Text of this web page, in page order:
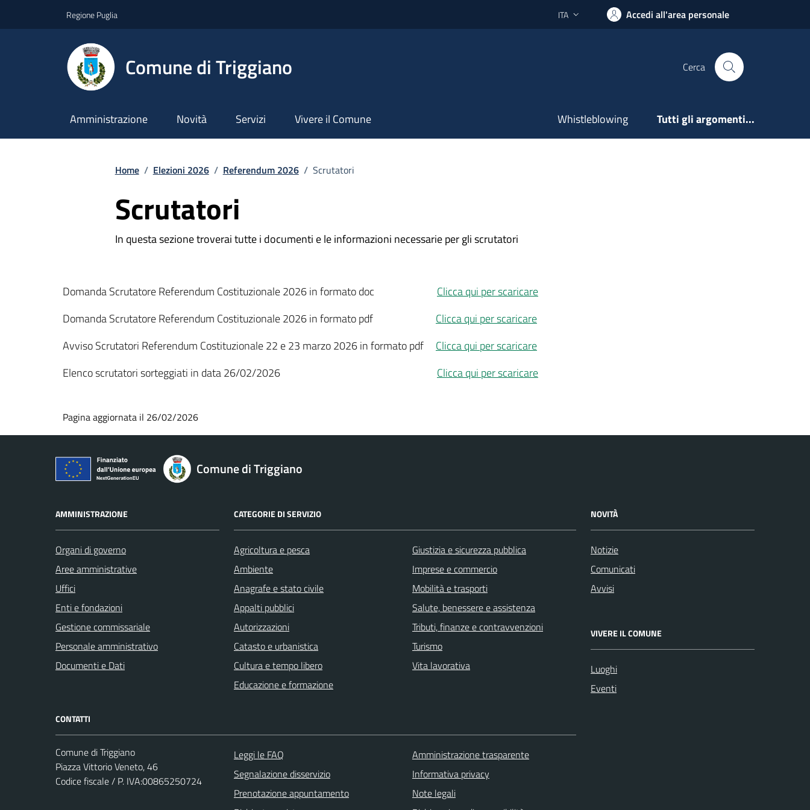
Regione Puglia Lingua attiva:
ITA Accedi all'area personale
Comune di Triggiano Cerca
Amministrazione Novità Servizi Vivere il Comune Whistleblowing Tutti gli argomenti...
Home / Elezioni 2026 / Referendum 2026 / Scrutatori
Scrutatori
In questa sezione troverai tutte i documenti e le informazioni necessarie per gli scrutatori
Domanda Scrutatore Referendum Costituzionale 2026 in formato doc Clicca qui per scaricare
Domanda Scrutatore Referendum Costituzionale 2026 in formato pdf Clicca qui per scaricare
Avviso Scrutatori Referendum Costituzionale 22 e 23 marzo 2026 in formato pdf Clicca qui per scaricare
Elenco scrutatori sorteggiati in data 26/02/2026 Clicca qui per scaricare
Pagina aggiornata il 26/02/2026
Comune di Triggiano
AMMINISTRAZIONE
Organi di governo
Aree amministrative
Uffici
Enti e fondazioni
Gestione commissariale
Personale amministrativo
Documenti e Dati
CATEGORIE DI SERVIZIO
Agricoltura e pesca
Ambiente
Anagrafe e stato civile
Appalti pubblici
Autorizzazioni
Catasto e urbanistica
Cultura e tempo libero
Educazione e formazione
Giustizia e sicurezza pubblica
Imprese e commercio
Mobilità e trasporti
Salute, benessere e assistenza
Tributi, finanze e contravvenzioni
Turismo
Vita lavorativa
NOVITÀ
Notizie
Comunicati
Avvisi
VIVERE IL COMUNE
Luoghi
Eventi
CONTATTI
Comune di Triggiano
Piazza Vittorio Veneto, 46
Codice fiscale / P. IVA:00865250724
Leggi le FAQ
Segnalazione disservizio
Prenotazione appuntamento
Amministrazione trasparente
Informativa privacy
Note legali